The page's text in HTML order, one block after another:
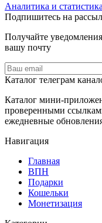
Аналитика и статистика
Подпишитесь на
Получайте
вашу почту
Каталог телеграм
Каталог мини-
проверенными
ежедневные
Навигация
Главная
️ВПН
Подарки
Кошельки
Монетизация